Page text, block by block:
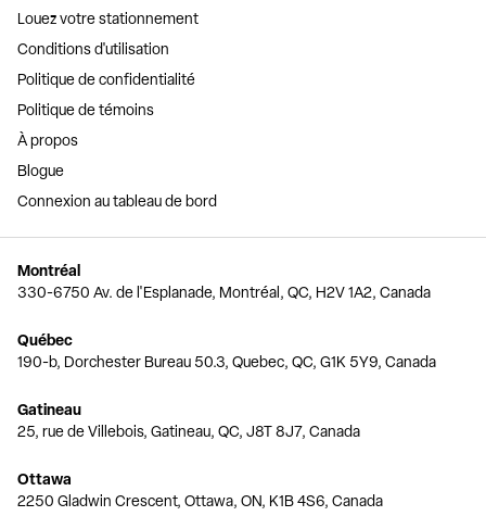
Louez votre stationnement
Conditions d'utilisation
Politique de confidentialité
Politique de témoins
À propos
Blogue
Connexion au tableau de bord
Montréal
330-6750 Av. de l'Esplanade, Montréal, QC, H2V 1A2, Canada
Québec
190-b, Dorchester Bureau 50.3, Quebec, QC, G1K 5Y9, Canada
Gatineau
25, rue de Villebois, Gatineau, QC, J8T 8J7, Canada
Ottawa
2250 Gladwin Crescent, Ottawa, ON, K1B 4S6, Canada